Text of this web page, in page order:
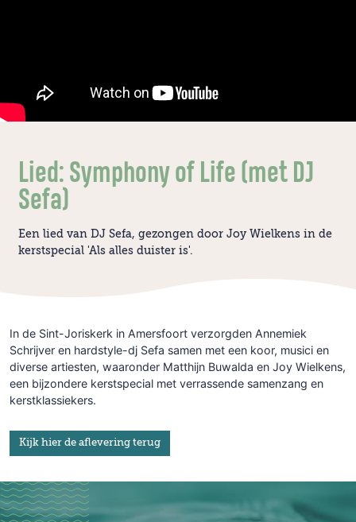
Lied: Symphony of Life (met DJ
Sefa)
Een lied van DJ Sefa, gezongen door Joy Wielkens in de
kerstspecial 'Als alles duister is'.
In de Sint-Joriskerk in Amersfoort verzorgden Annemiek
Schrijver en hardstyle-dj Sefa samen met een koor, musici en
diverse artiesten, waaronder Matthijn Buwalda en Joy Wielkens,
een bijzondere kerstspecial met verrassende samenzang en
kerstklassiekers.
Kijk hier de aflevering terug